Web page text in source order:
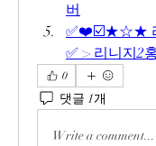
버
✅❤️☑️★☆★
✅ > 리니지2
0
댓글 1개
Write a comment...